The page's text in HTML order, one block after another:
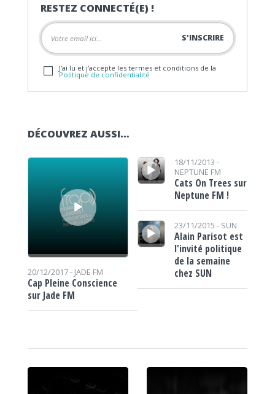
RESTEZ CONNECTÉ(E) !
J'ai lu et j'accepte les termes et conditions de la
Politique de confidentialité
DÉCOUVREZ AUSSI…
Lecteur audio
20/12/2017 - JADE FM
Cap Pleine Conscience
sur Jade FM
Lecteur audio18/11/2013 -
NEPTUNE FM
Cats On Trees sur
Neptune FM !
Lecteur audio
23/11/2015 - SUN
Alain Parisot est
l'invité politique
de la semaine
chez SUN